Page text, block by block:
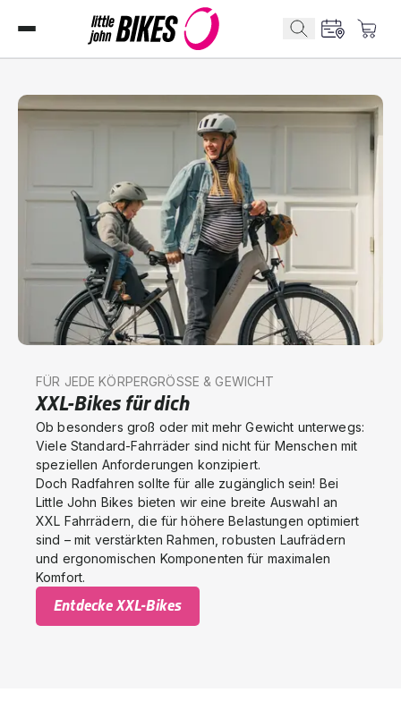
FÜR JEDE KÖRPERGRÖSSE & GEWICHT
XXL-Bikes für dich
Ob besonders groß oder mit mehr Gewicht unterwegs:
Viele Standard-Fahrräder sind nicht für Menschen mit
speziellen Anforderungen konzipiert.
Doch Radfahren sollte für alle zugänglich sein! Bei
Little John Bikes bieten wir eine breite Auswahl an
XXL Fahrrädern, die für höhere Belastungen optimiert
sind – mit verstärkten Rahmen, robusten Laufrädern
und ergonomischen Komponenten für maximalen
Komfort.
Entdecke XXL-Bikes